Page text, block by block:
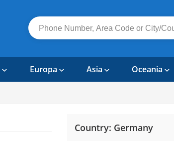
Europa Asia Oceania
Country: Germany